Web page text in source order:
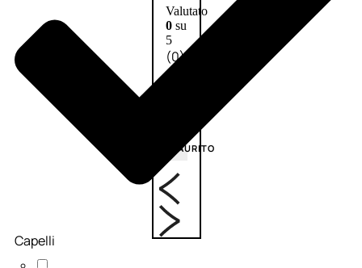
Valutato
0su
5
(0)
ESAURITO
Capelli